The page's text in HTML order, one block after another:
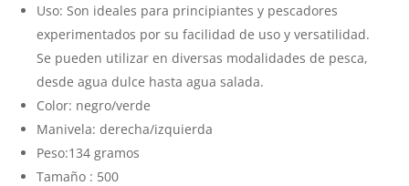
Uso: Son ideales para principiantes y pescadores
experimentados por su facilidad de uso y versatilidad.
Se pueden utilizar en diversas modalidades de pesca,
desde agua dulce hasta agua salada.
Color: negro/verde
Manivela: derecha/izquierda
Peso:134 gramos
Tamaño : 500